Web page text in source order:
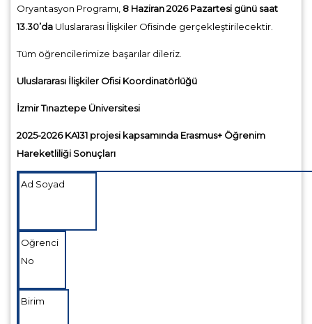
Oryantasyon Programı, 8 Haziran 2026 Pazartesi günü saat
13.30’da Uluslararası İlişkiler Ofisinde gerçekleştirilecektir.
Tüm öğrencilerimize başarılar dileriz.
Uluslararası İlişkiler Ofisi Koordinatörlüğü
İzmir Tınaztepe Üniversitesi
2025-2026 KA131 projesi kapsamında Erasmus+ Öğrenim
Hareketliliği Sonuçları
Ad Soyad
Oğrenci
No
Birim